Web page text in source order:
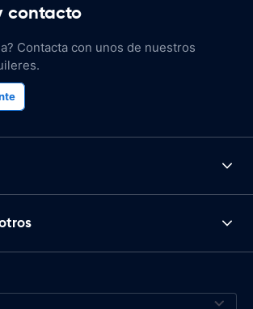
contacto
Contacta con unos de nuestros